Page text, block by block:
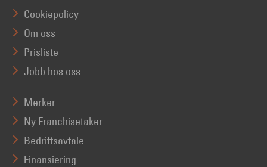
Cookiepolicy
Om oss
Prisliste
Jobb hos oss
Merker
Ny Franchisetaker
Bedriftsavtale
Finansiering